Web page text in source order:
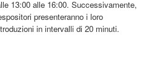
13:00 alle 16:00. Successivamente,
presenteranno i loro
in intervalli di 20 minuti.